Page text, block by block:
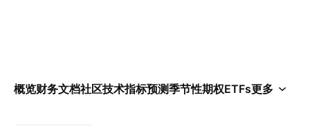
概览财务文档社区技术指标预测季节性期权ETFs更多